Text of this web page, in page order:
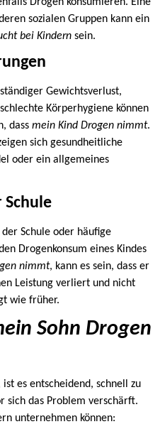
sozialen Gruppen kann ein
bei Kindern sein.
Gewichtsverlust,
Körperhygiene können
dass mein Kind Drogen nimmt.
sich gesundheitliche
oder ein allgemeines
Schule
Schule oder häufige
Drogenkonsum eines Kindes
nimmt, kann es sein, dass er
Leistung verliert und nicht
wie früher.
Sohn Drogen
ist es entscheidend, schnell zu
sich das Problem verschärft.
unternehmen können: